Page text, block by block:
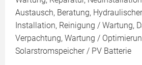
Austausch, Beratung,
Installation, Reinigung / Wartung,
Verpachtung, Wartung /
Solarstromspeicher / PV Batterie